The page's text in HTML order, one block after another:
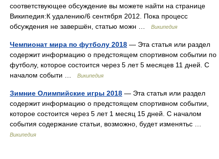
соответствующее обсуждение вы можете найти на странице
Википедия:К удалению/6 сентября 2012. Пока процесс
обсуждения не завершён, статью можн …
Википедия
Чемпионат мира по футболу 2018 — Эта статья или раздел
содержит информацию о предстоящем спортивном событии по
футболу, которое состоится через 5 лет 5 месяцев 11 дней. С
началом событи …
Википедия
Зимние Олимпийские игры 2018 — Эта статья или раздел
содержит информацию о предстоящем спортивном событии,
которое состоится через 5 лет 1 месяц 15 дней. С началом
события содержание статьи, возможно, будет изменятьс …
Википедия